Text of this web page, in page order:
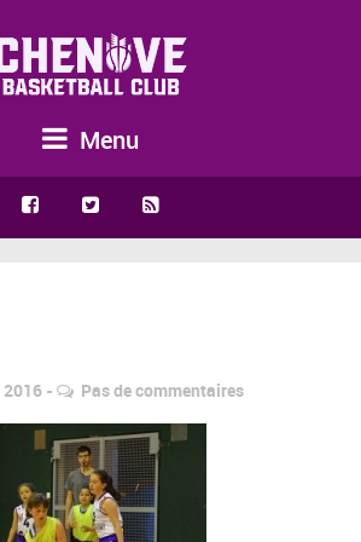
Menu
Pas de commentaires